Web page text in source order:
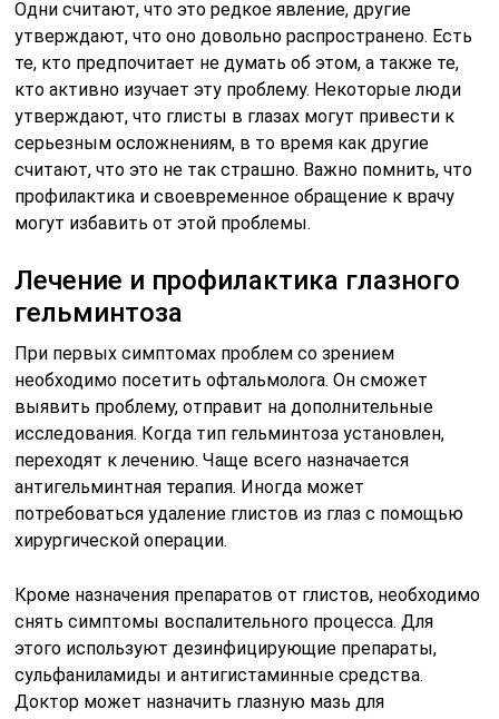
Одни считают, что это редкое явление, другие
утверждают, что оно довольно распространено. Есть
те, кто предпочитает не думать об этом, а также те,
кто активно изучает эту проблему. Некоторые люди
утверждают, что глисты в глазах могут привести к
серьезным осложнениям, в то время как другие
считают, что это не так страшно. Важно помнить, что
профилактика и своевременное обращение к врачу
могут избавить от этой проблемы.
Лечение и профилактика глазного
гельминтоза
При первых симптомах проблем со зрением
необходимо посетить офтальмолога. Он сможет
выявить проблему, отправит на дополнительные
исследования. Когда тип гельминтоза установлен,
переходят к лечению. Чаще всего назначается
антигельминтная терапия. Иногда может
потребоваться удаление глистов из глаз с помощью
хирургической операции.
Кроме назначения препаратов от глистов, необходимо
снять симптомы воспалительного процесса. Для
этого используют дезинфицирующие препараты,
сульфаниламиды и антигистаминные средства.
Доктор может назначить глазную мазь для